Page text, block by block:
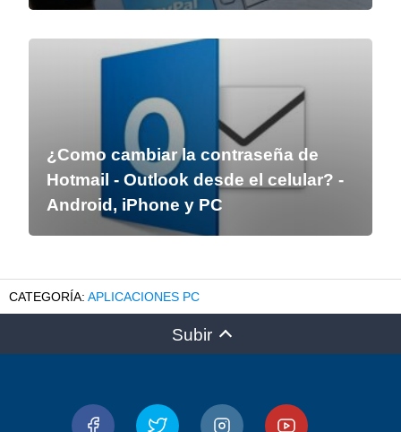
¿Como cambiar la contraseña de
Hotmail - Outlook desde el celular? -
Android, iPhone y PC
APLICACIONES PC
Subir